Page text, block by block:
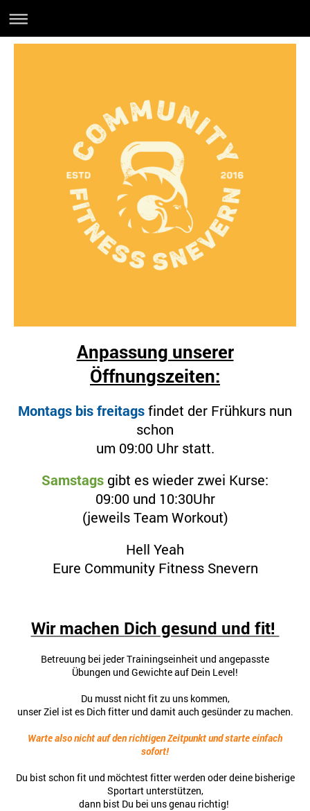
Anpassung unserer
Öffnungszeiten:
Montags bis freitagsfindet der Frühkurs nun
schon
um 09:00 Uhr statt.
Samstags gibt es wieder zwei Kurse:
09:00 und 10:30Uhr
(jeweils Team Workout)
Hell Yeah
Eure Community Fitness Snevern
Wir machen Dich gesund und fit!
Betreuung bei jeder Trainingseinheit und angepasste
Übungen und Gewichte auf Dein Level!
Du musst nicht fit zu uns kommen,
unser Ziel ist es Dich fitter und damit auch gesünder zu machen.
Warte also nicht auf den richtigen Zeitpunkt und starte einfach
sofort!
Du bist schon fit und möchtest fitter werden oder deine bisherige
Sportart unterstützen,
dann bist Du bei uns genau richtig!